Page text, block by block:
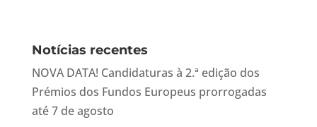
Notícias recentes
NOVA DATA! Candidaturas à 2.ª edição dos
Prémios dos Fundos Europeus prorrogadas
até 7 de agosto